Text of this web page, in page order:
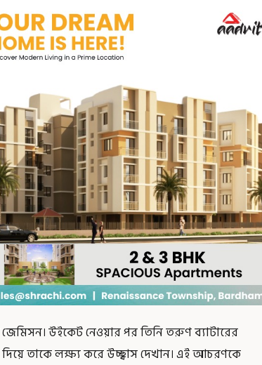
জেমিসন। উইকেট নেওয়ার পর তিনি তরুণ ব্যাটারের
তাকে লক্ষ্য করে উচ্ছ্বাস দেখান। এই আচরণকে